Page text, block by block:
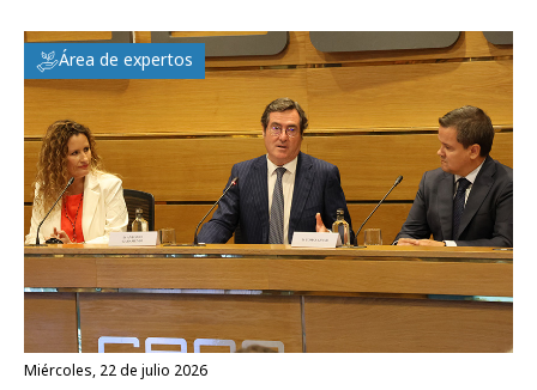
Área de expertos
miércoles, 22 de julio 2026